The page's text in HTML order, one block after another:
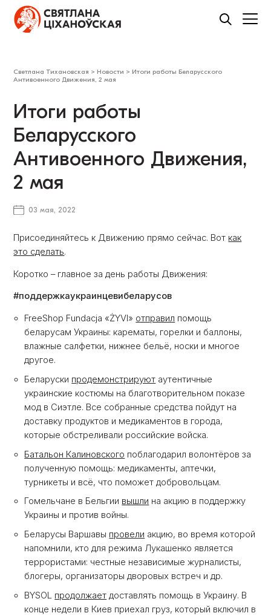
Светлана Тихановская > Новости > Итоги работы Беларусского
Антивоенного Движения, 2 мая
Итоги работы
Беларусского
Антивоенного Движения,
2 мая
03 мая, 2022
Присоединяйтесь к Движению прямо сейчас. Вот как
это сделать.
Коротко – главное за день работы Движения:
#поддержкаукраинцевибеларусов
FreeShop Fundacja «ŻYVI» отправил помощь
беларусам Украины: карематы, горелки и баллоны,
влажные салфетки, нижнее бельё, носки и многое
другое.
Беларуски продемонстрируют аутентичные
украинские костюмы на благотворительном показе
мод в Сиэтле. Все собранные средства пойдут на
доставку продуктов и медикаментов в города,
которые обстреливали российские войска.
Батальон Калиновского поблагодарил волонтёров за
полученную помощь: медикаменты, аптечки,
турникеты и всё, что поможет добровольцам.
Гомельчане в Бельгии вышли на акцию в поддержку
Украины и против войны.
Беларусы Варшавы провели акцию, во время которой
напомнили, кто для режима Лукашенко является
террористами: честные независимые журналисты,
блогеры, организаторы дворовых встреч и др.
BYSOL продолжает доставлять помощь в Украину. В
конце недели в Киев приехал груз, который включил в